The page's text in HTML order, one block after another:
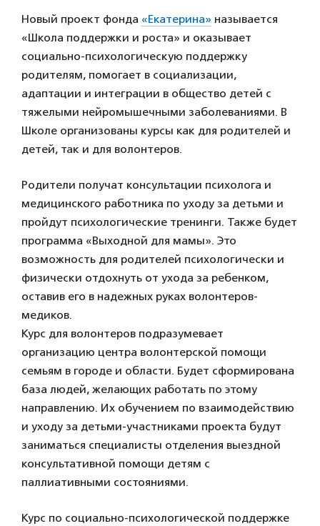
Новый проект фонда «Екатерина» называется
«Школа поддержки и роста» и оказывает
социально-психологическую поддержку
родителям, помогает в социализации,
адаптации и интеграции в общество детей с
тяжелыми нейромышечными заболеваниями. В
Школе организованы курсы как для родителей и
детей, так и для волонтеров.
Родители получат консультации психолога и
медицинского работника по уходу за детьми и
пройдут психологические тренинги. Также будет
программа «Выходной для мамы». Это
возможность для родителей психологически и
физически отдохнуть от ухода за ребенком,
оставив его в надежных руках волонтеров-
медиков.
Курс для волонтеров подразумевает
организацию центра волонтерской помощи
семьям в городе и области. Будет сформирована
база людей, желающих работать по этому
направлению. Их обучением по взаимодействию
и уходу за детьми-участниками проекта будут
заниматься специалисты отделения выездной
консультативной помощи детям с
паллиативными состояниями.
Курс по социально-психологической поддержке